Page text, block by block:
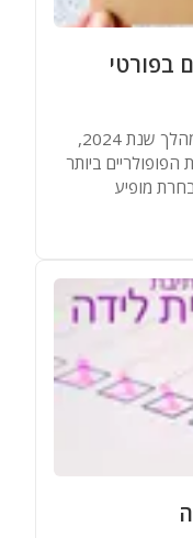
בפורטי
אלפי תינוקות חדשים נוספו לפורטי במהלך שנת 2024,
ביותר
מופיע